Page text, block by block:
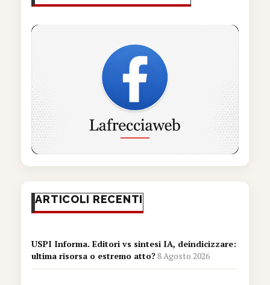
ARTICOLI RECENTI
USPI Informa. Editori vs sintesi IA, deindicizzare:
ultima risorsa o estremo atto?8 Agosto 2026